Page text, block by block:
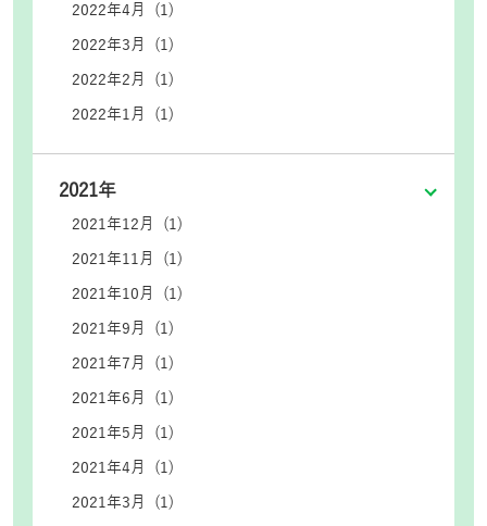
2022年4月 (1)
2022年3月 (1)
2022年2月 (1)
2022年1月 (1)
2021年
2021年12月 (1)
2021年11月 (1)
2021年10月 (1)
2021年9月 (1)
2021年7月 (1)
2021年6月 (1)
2021年5月 (1)
2021年4月 (1)
2021年3月 (1)